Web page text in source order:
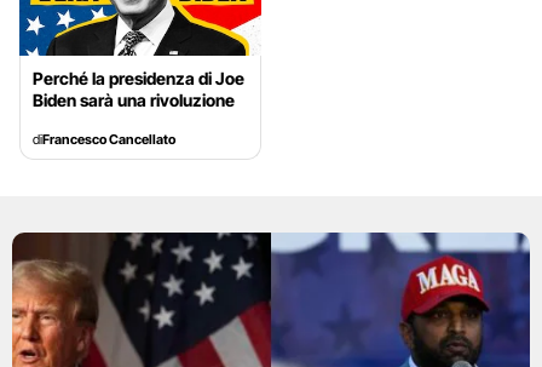
Perché la presidenza di Joe
Biden sarà una rivoluzione
diFrancesco Cancellato